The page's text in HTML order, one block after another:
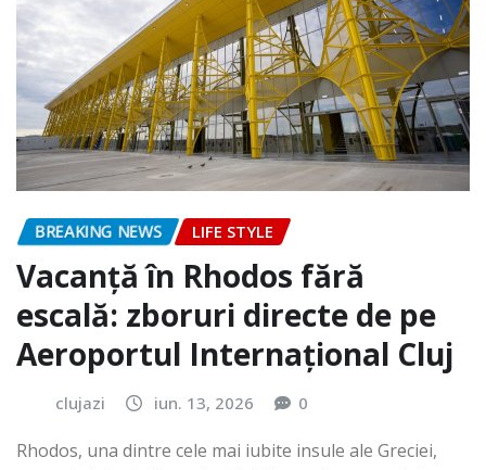
BREAKING NEWS LIFE STYLE
Vacanță în Rhodos fără
escală: zboruri directe de pe
Aeroportul Internațional Cluj
clujazi iun. 13, 2026 0
Rhodos, una dintre cele mai iubite insule ale Greciei,